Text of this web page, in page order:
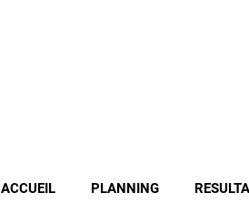
ACCUEIL PLANNING